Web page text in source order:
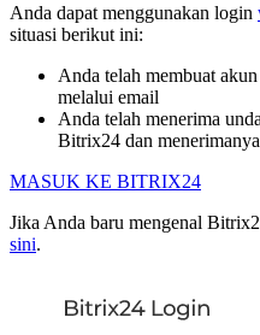
Anda dapat menggunakan login
situasi berikut ini:
Anda telah membuat
melalui email
Anda telah menerima
Bitrix24 dan menerimanya
MASUK KE BITRIX24
Jika Anda baru mengenal
sini.